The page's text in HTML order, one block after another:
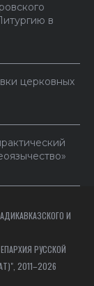
в
церковных
И
РУССКОЙ
2011–2026